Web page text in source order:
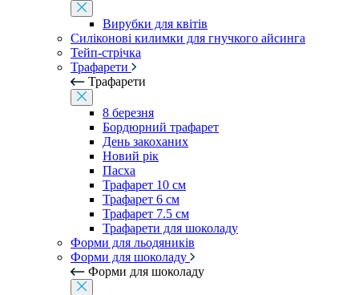
Вирубки для квітів
Силіконові килимки для гнучкого айсинга
Тейп-стрічка
Трафарети
Трафарети
8 березня
Бордюрний трафарет
День закоханих
Новий рік
Пасха
Трафарет 10 см
Трафарет 6 см
Трафарет 7.5 см
Трафарети для шоколаду
Форми для льодяників
Форми для шоколаду
Форми для шоколаду